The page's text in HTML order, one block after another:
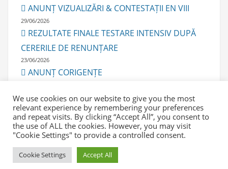
ANUNȚ VIZUALIZĂRI & CONTESTAȚII EN VIII
29/06/2026
REZULTATE FINALE TESTARE INTENSIV DUPĂ
CERERILE DE RENUNȚARE
23/06/2026
ANUNȚ CORIGENȚE
© 2020-2026 Școala Gimnazială Nr.29 "Mihai Viteazul"
Constanța – Copyright All Rights Reserved
We use cookies on our website to give you the most
relevant experience by remembering your preferences
and repeat visits. By clicking “Accept All”, you consent to
the use of ALL the cookies. However, you may visit
"Cookie Settings" to provide a controlled consent.
Cookie Settings Accept All